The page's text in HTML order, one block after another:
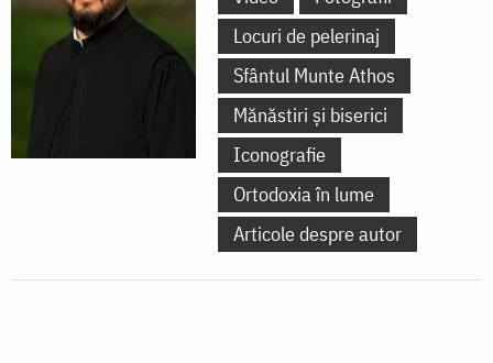
Locuri de pelerinaj
Sfântul Munte Athos
Mănăstiri și biserici
Iconografie
Ortodoxia în lume
Articole despre autor